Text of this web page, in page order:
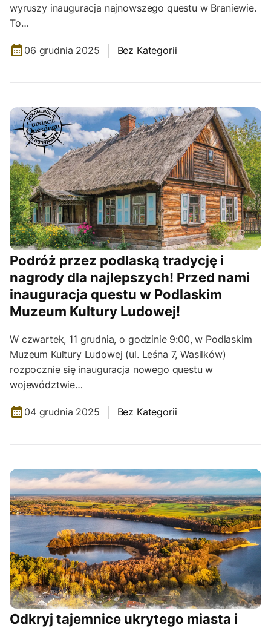
wyruszy inauguracja najnowszego questu w Braniewie.
To…
06 grudnia 2025 Bez Kategorii
Podróż przez podlaską tradycję i
nagrody dla najlepszych! Przed nami
inauguracja questu w Podlaskim
Muzeum Kultury Ludowej!
W czwartek, 11 grudnia, o godzinie 9:00, w Podlaskim
Muzeum Kultury Ludowej (ul. Leśna 7, Wasilków)
rozpocznie się inauguracja nowego questu w
województwie…
04 grudnia 2025 Bez Kategorii
Odkryj tajemnice ukrytego miasta i